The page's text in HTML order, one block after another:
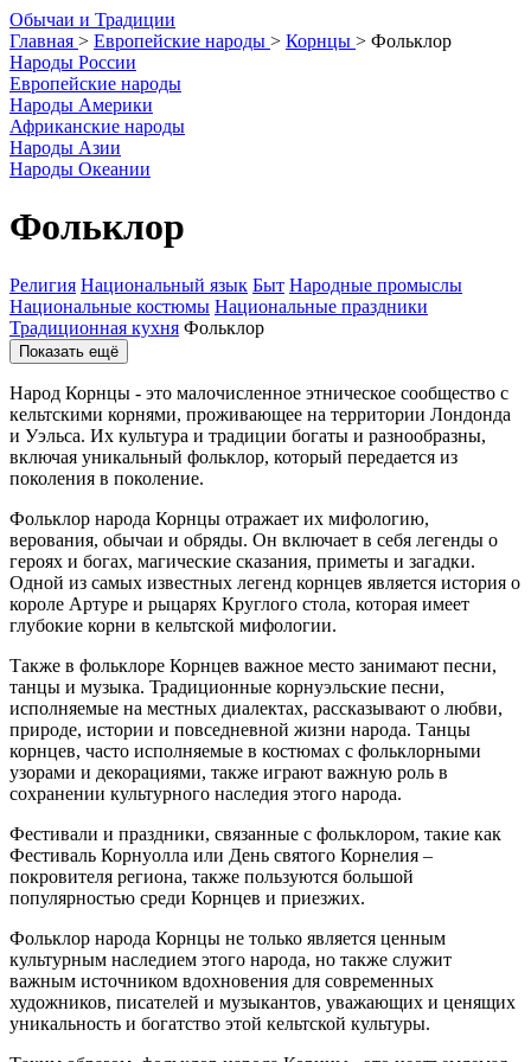
Обычаи и Традиции
Главная > Европейские народы > Корнцы > Фольклор
Народы России
Европейские народы
Народы Америки
Африканские народы
Народы Азии
Народы Океании
Фольклор
Религия Национальный язык Быт Народные промыслы
Национальные костюмы Национальные праздники
Традиционная кухня Фольклор
Показать ещё
Народ Корнцы - это малочисленное этническое сообщество с
кельтскими корнями, проживающее на территории Лондонда
и Уэльса. Их культура и традиции богаты и разнообразны,
включая уникальный фольклор, который передается из
поколения в поколение.
Фольклор народа Корнцы отражает их мифологию,
верования, обычаи и обряды. Он включает в себя легенды о
героях и богах, магические сказания, приметы и загадки.
Одной из самых известных легенд корнцев является история о
короле Артуре и рыцарях Круглого стола, которая имеет
глубокие корни в кельтской мифологии.
Также в фольклоре Корнцев важное место занимают песни,
танцы и музыка. Традиционные корнуэльские песни,
исполняемые на местных диалектах, рассказывают о любви,
природе, истории и повседневной жизни народа. Танцы
корнцев, часто исполняемые в костюмах с фольклорными
узорами и декорациями, также играют важную роль в
сохранении культурного наследия этого народа.
Фестивали и праздники, связанные с фольклором, такие как
Фестиваль Корнуолла или День святого Корнелия –
покровителя региона, также пользуются большой
популярностью среди Корнцев и приезжих.
Фольклор народа Корнцы не только является ценным
культурным наследием этого народа, но также служит
важным источником вдохновения для современных
художников, писателей и музыкантов, уважающих и ценящих
уникальность и богатство этой кельтской культуры.